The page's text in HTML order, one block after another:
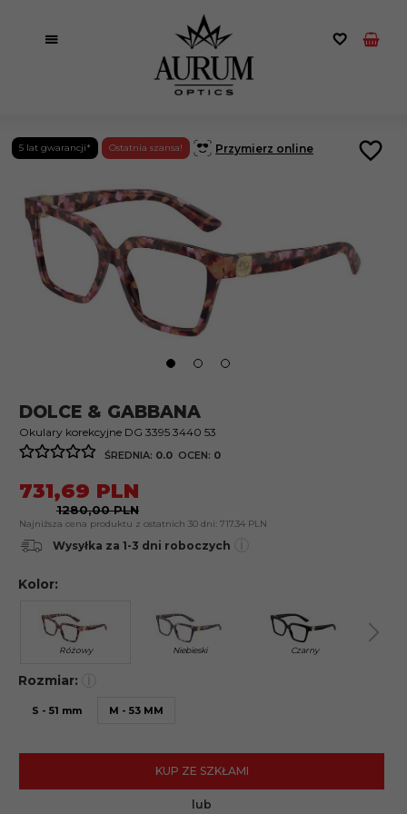
5 lat gwarancji* Ostatnia szansa! Przymierz online
DOLCE & GABBANA
Okulary korekcyjne DG 3395 3440 53
ŚREDNIA: 0.0 OCEN: 0
Kolor:
Różowy Niebieski Czarny
Rozmiar:
M - 53 MM
S - 51 mm
731,69 PLN
1280,00 PLN
Najniższa cena produktu z ostatnich 30 dni: 717.34 PLN
Wysyłka za 1-3 dni roboczych
KUP ZE SZKŁAMI
lub